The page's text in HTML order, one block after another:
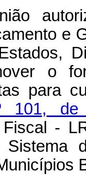
e
o
para
101,
Fiscal -
Sistema